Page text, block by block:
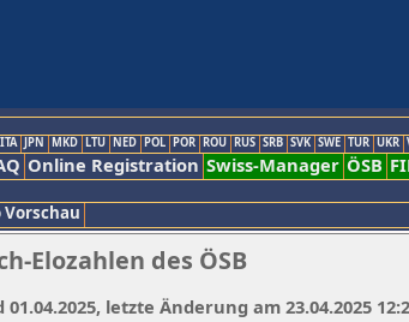
ITA JPN MKD LTU NED POL POR ROU RUS SRB SVK SWE TUR UKR
Online Registration Swiss-Manager ÖSB
Vorschau
Elozahlen des ÖSB
01.04.2025, letzte Änderung am 23.04.2025